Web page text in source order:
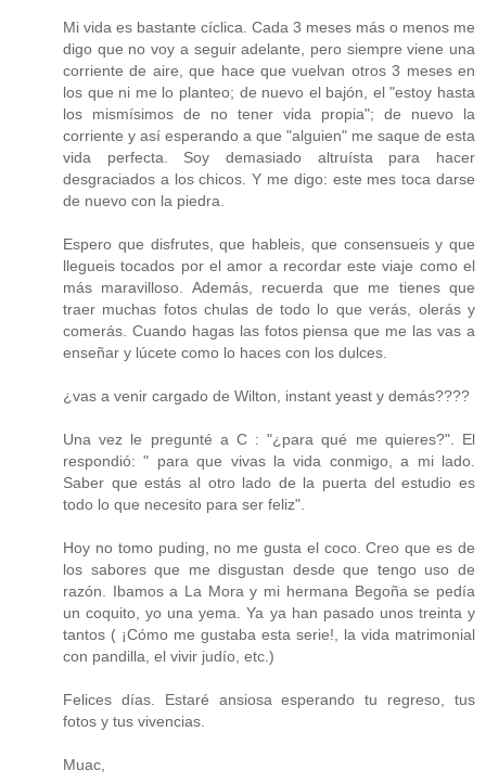
Mi vida es bastante cíclica. Cada 3 meses más o menos me
digo que no voy a seguir adelante, pero siempre viene una
corriente de aire, que hace que vuelvan otros 3 meses en
los que ni me lo planteo; de nuevo el bajón, el "estoy hasta
los mismísimos de no tener vida propia"; de nuevo la
corriente y así esperando a que "alguien" me saque de esta
vida perfecta. Soy demasiado altruísta para hacer
desgraciados a los chicos. Y me digo: este mes toca darse
de nuevo con la piedra.
Espero que disfrutes, que hableis, que consensueis y que
llegueis tocados por el amor a recordar este viaje como el
más maravilloso. Además, recuerda que me tienes que
traer muchas fotos chulas de todo lo que verás, olerás y
comerás. Cuando hagas las fotos piensa que me las vas a
enseñar y lúcete como lo haces con los dulces.
¿vas a venir cargado de Wilton, instant yeast y demás????
Una vez le pregunté a C : "¿para qué me quieres?". El
respondió: " para que vivas la vida conmigo, a mi lado.
Saber que estás al otro lado de la puerta del estudio es
todo lo que necesito para ser feliz".
Hoy no tomo puding, no me gusta el coco. Creo que es de
los sabores que me disgustan desde que tengo uso de
razón. Ibamos a La Mora y mi hermana Begoña se pedía
un coquito, yo una yema. Ya ya han pasado unos treinta y
tantos ( ¡Cómo me gustaba esta serie!, la vida matrimonial
con pandilla, el vivir judío, etc.)
Felices días. Estaré ansiosa esperando tu regreso, tus
fotos y tus vivencias.
Muac,